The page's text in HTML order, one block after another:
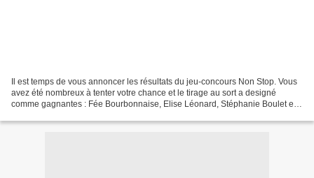
Il est temps de vous annoncer les résultats du jeu-concours Non Stop. Vous
avez été nombreux à tenter votre chance et le tirage au sort a designé
comme gagnantes : Fée Bourbonnaise, Elise Léonard, Stéphanie Boulet et